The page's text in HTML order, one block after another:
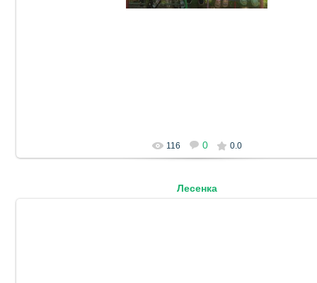
116 0 0.0
Лесенка